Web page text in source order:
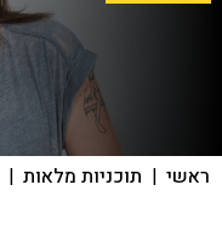
ראשי | תוכניות מלאות |